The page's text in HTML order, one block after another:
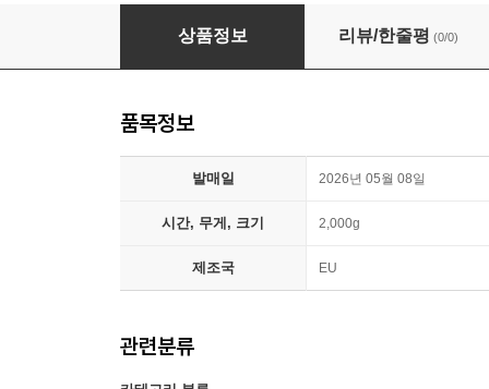
Danzig (댄지그) - Danzig [LP]
상품정보 리뷰/한줄평 (0/0)
품목정보
발매일 2026년 05월 08일
시간, 무게, 크기 2,000g
제조국 EU
관련분류